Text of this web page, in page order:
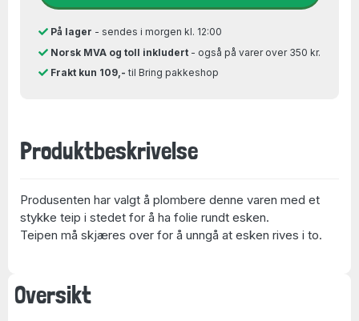
Oversikt
På lager - sendes i morgen kl. 12:00
Norsk MVA og toll inkludert- også på varer over 350 kr.
Frakt kun 109,- til Bring pakkeshop
Produktbeskrivelse
Produsenten har valgt å plombere denne varen med et
stykke teip i stedet for å ha folie rundt esken.
Teipen må skjæres over for å unngå at esken rives i to.